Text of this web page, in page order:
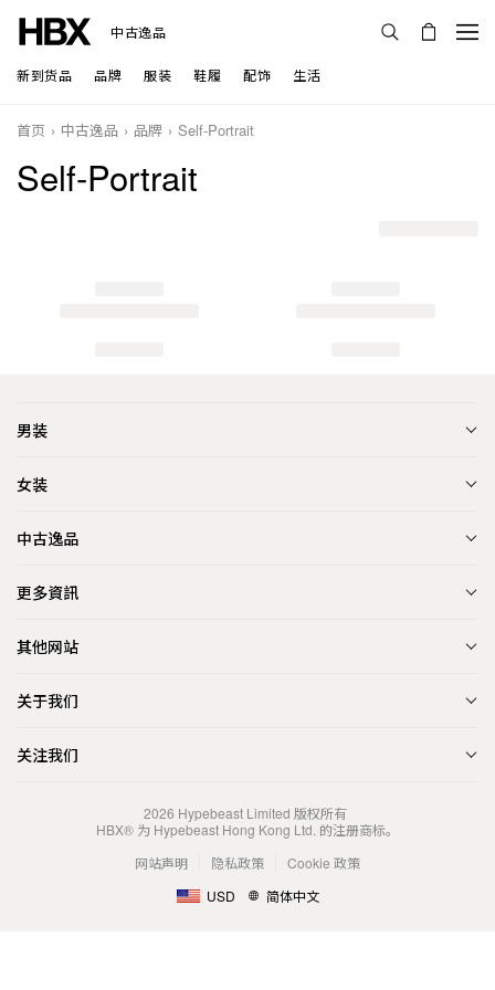
中古逸品
新到货品 品牌 服装 鞋履 配饰 生活
首页 中古逸品 品牌 Self-Portrait
Self-Portrait
男装
女装
中古逸品
更多資訊
其他网站
关于我们
关注我们
2026 Hypebeast Limited 版权所有
HBX® 为 Hypebeast Hong Kong Ltd. 的注册商标。
网站声明
隐私政策
Cookie 政策
USD
简体中文